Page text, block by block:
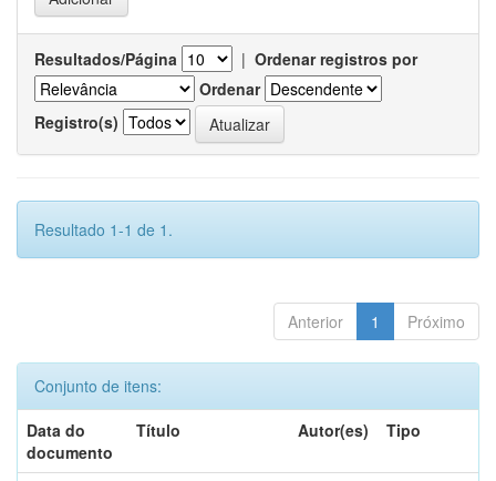
Resultados/Página | Ordenar registros por
Ordenar
Registro(s)
Resultado 1-1 de 1.
Anterior 1 Próximo
Conjunto de itens:
Data do
documento
Título Autor(es) Tipo